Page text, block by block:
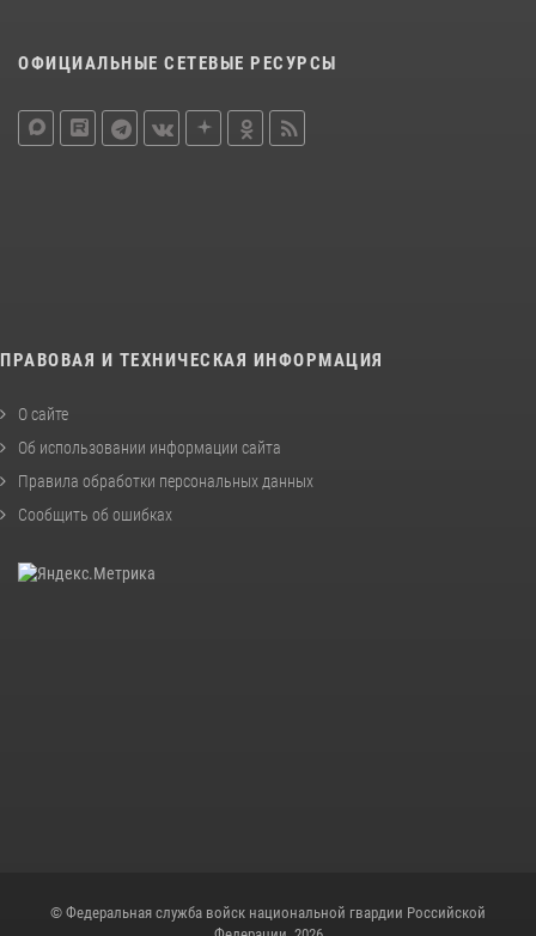
ОФИЦИАЛЬНЫЕ СЕТЕВЫЕ РЕСУРСЫ
ПРАВОВАЯ И ТЕХНИЧЕСКАЯ ИНФОРМАЦИЯ
О сайте
Об использовании информации сайта
Правила обработки персональных данных
Сообщить об ошибках
© Федеральная служба войск национальной гвардии Российской